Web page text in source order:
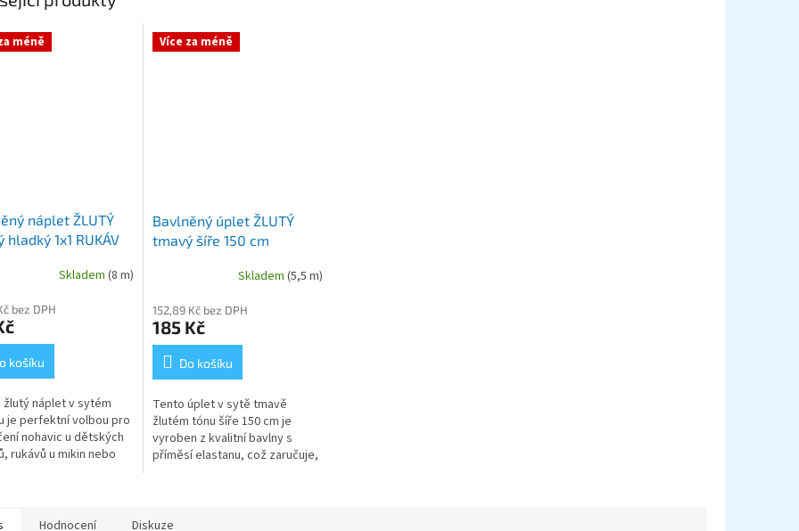
méně
náplet ŽLUTÝ
hladký 1x1 RUKÁV
Skladem (8 m)
bez DPH
košíku
žlutý náplet v sytém
je perfektní volbou pro
nohavic u dětských
rukávů u mikin nebo
Více za méně
Bavlněný úplet ŽLUTÝ
tmavý šíře 150 cm
Skladem (5,5 m)
152,89 Kč bez DPH
185 Kč
Do košíku
Tento úplet v sytě tmavě
žlutém tónu šíře 150 cm je
vyroben z kvalitní bavlny s
příměsí elastanu, což zaručuje,
Hodnocení Diskuze